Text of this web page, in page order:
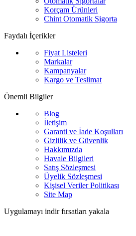
Korçam Ürünleri
Chint Otomatik Sigorta
Faydalı İçerikler
Fiyat Listeleri
Markalar
Kampanyalar
Kargo ve Teslimat
Önemli Bilgiler
Blog
İletişim
Garanti ve İade Koşulları
Gizlilik ve Güvenlik
Hakkımızda
Havale Bilgileri
Satış Sözleşmesi
Üyelik Sözleşmesi
Kişisel Veriler Politikası
Site Map
Uygulamayı indir fırsatları yakala